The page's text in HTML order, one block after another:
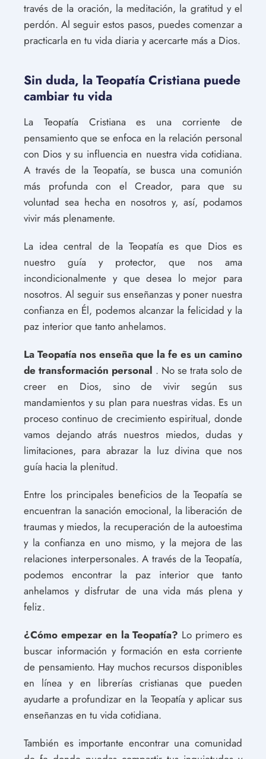
través de la oración, la meditación, la gratitud y el
perdón. Al seguir estos pasos, puedes comenzar a
practicarla en tu vida diaria y acercarte más a Dios.
Sin duda, la Teopatía Cristiana puede
cambiar tu vida
La Teopatía Cristiana es una corriente de
pensamiento que se enfoca en la relación personal
con Dios y su influencia en nuestra vida cotidiana.
A través de la Teopatía, se busca una comunión
más profunda con el Creador, para que su
voluntad sea hecha en nosotros y, así, podamos
vivir más plenamente.
La idea central de la Teopatía es que Dios es
nuestro guía y protector, que nos ama
incondicionalmente y que desea lo mejor para
nosotros. Al seguir sus enseñanzas y poner nuestra
confianza en Él, podemos alcanzar la felicidad y la
paz interior que tanto anhelamos.
La Teopatía nos enseña que la fe es un camino
de transformación personal . No se trata solo de
creer en Dios, sino de vivir según sus
mandamientos y su plan para nuestras vidas. Es un
proceso continuo de crecimiento espiritual, donde
vamos dejando atrás nuestros miedos, dudas y
limitaciones, para abrazar la luz divina que nos
guía hacia la plenitud.
Entre los principales beneficios de la Teopatía se
encuentran la sanación emocional, la liberación de
traumas y miedos, la recuperación de la autoestima
y la confianza en uno mismo, y la mejora de las
relaciones interpersonales. A través de la Teopatía,
podemos encontrar la paz interior que tanto
anhelamos y disfrutar de una vida más plena y
feliz.
¿Cómo empezar en la Teopatía? Lo primero es
buscar información y formación en esta corriente
de pensamiento. Hay muchos recursos disponibles
en línea y en librerías cristianas que pueden
ayudarte a profundizar en la Teopatía y aplicar sus
enseñanzas en tu vida cotidiana.
También es importante encontrar una comunidad